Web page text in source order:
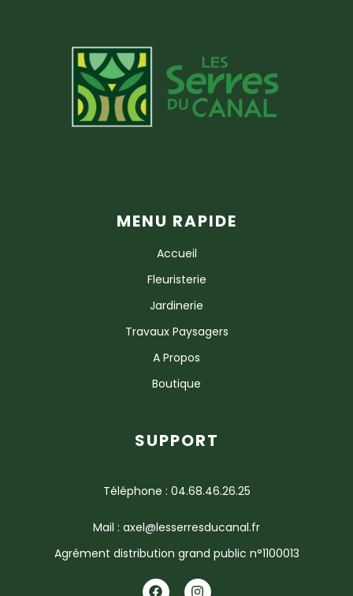
MENU RAPIDE
Accueil
Fleuristerie
Jardinerie
Travaux Paysagers
A Propos
Boutique
SUPPORT
Téléphone : 04.68.46.26.25
Mail : axel@lesserresducanal.fr
Agrément distribution grand public n°1100013